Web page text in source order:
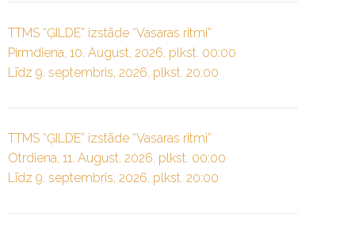
TTMS “ĢILDE” izstāde “Vasaras ritmi”
Pirmdiena, 10. August, 2026. plkst. 00:00
Līdz 9. septembris, 2026. plkst. 20:00
TTMS “ĢILDE” izstāde “Vasaras ritmi”
Otrdiena, 11. August, 2026. plkst. 00:00
Līdz 9. septembris, 2026. plkst. 20:00